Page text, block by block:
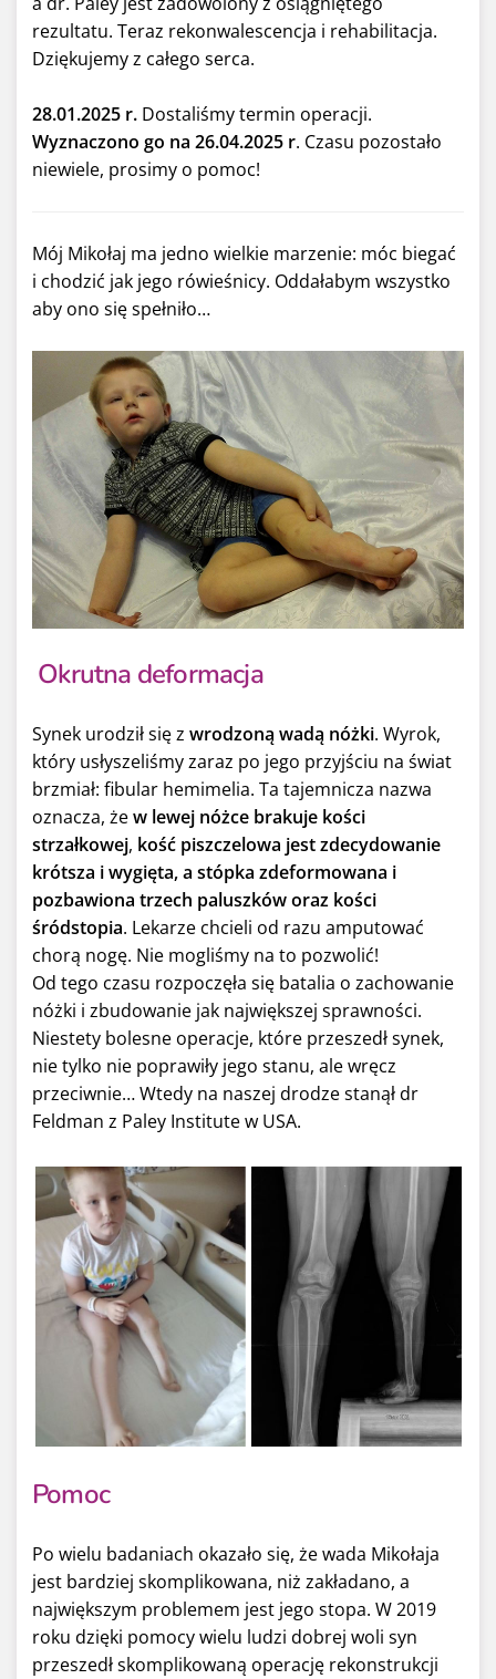
rezultatu. Teraz rekonwalescencja i rehabilitacja.
Dziękujemy z całego serca.
28.01.2025 r. Dostaliśmy termin operacji.
Wyznaczono go na 26.04.2025 r. Czasu pozostało
niewiele, prosimy o pomoc!
Mój Mikołaj ma jedno wielkie marzenie: móc biegać
i chodzić jak jego rówieśnicy. Oddałabym wszystko
aby ono się spełniło…
Okrutna deformacja
Synek urodził się z wrodzoną wadą nóżki. Wyrok,
który usłyszeliśmy zaraz po jego przyjściu na świat
brzmiał: fibular hemimelia. Ta tajemnicza nazwa
oznacza, żew lewej nóżce brakuje kości
strzałkowej, kość piszczelowa jest zdecydowanie
krótsza i wygięta, a stópka zdeformowana i
pozbawiona trzech paluszków oraz kości
śródstopia. Lekarze chcieli od razu amputować
chorą nogę. Nie mogliśmy na to pozwolić!
Od tego czasu rozpoczęła się batalia o zachowanie
nóżki i zbudowanie jak największej sprawności.
Niestety bolesne operacje, które przeszedł synek,
nie tylko nie poprawiły jego stanu, ale wręcz
przeciwnie… Wtedy na naszej drodze stanął dr
Feldman z Paley Institute w USA.
Pomoc
Po wielu badaniach okazało się, że wada Mikołaja
jest bardziej skomplikowana, niż zakładano, a
największym problemem jest jego stopa. W 2019
roku dzięki pomocy wielu ludzi dobrej woli syn
przeszedł skomplikowaną operację rekonstrukcji